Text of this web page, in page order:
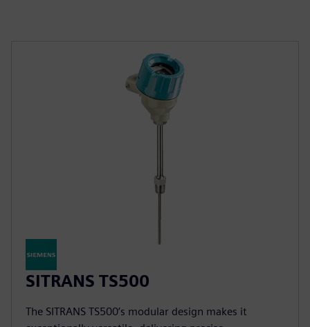
SITRANS TS500
The SITRANS TS500’s modular design makes it